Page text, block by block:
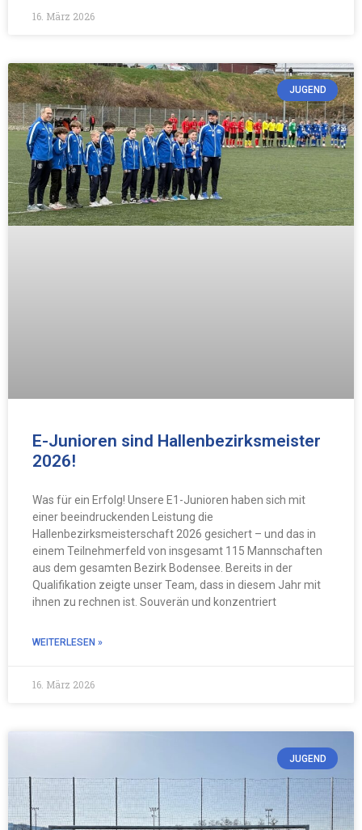
16. März 2026
JUGEND
E-Junioren sind Hallenbezirksmeister
2026!
Was für ein Erfolg! Unsere E1-Junioren haben sich mit
einer beeindruckenden Leistung die
Hallenbezirksmeisterschaft 2026 gesichert – und das in
einem Teilnehmerfeld von insgesamt 115 Mannschaften
aus dem gesamten Bezirk Bodensee. Bereits in der
Qualifikation zeigte unser Team, dass in diesem Jahr mit
ihnen zu rechnen ist. Souverän und konzentriert
WEITERLESEN »
16. März 2026
JUGEND